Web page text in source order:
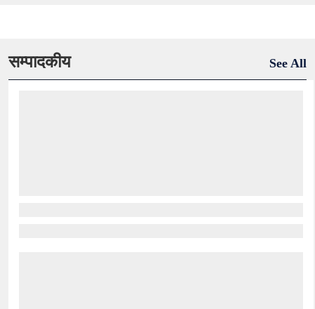
सम्पादकीय See All